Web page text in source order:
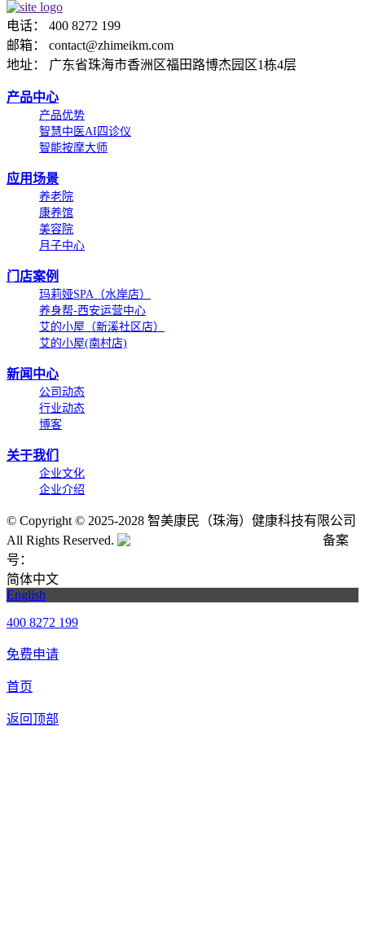
电话： 400 8272 199
邮箱： contact@zhimeikm.com
地址： 广东省珠海市香洲区福田路博杰园区1栋4层
产品中心
产品优势
智慧中医AI四诊仪
智能按摩大师
应用场景
养老院
康养馆
美容院
月子中心
门店案例
玛莉娅SPA（水岸店）
养身帮-西安运营中心
艾的小屋（新溪社区店）
艾的小屋(南村店)
新闻中心
公司动态
行业动态
博客
关于我们
企业文化
企业介绍
© Copyright © 2025-2028 智美康民（珠海）健康科技有限公司
All Rights Reserved.
备案
号：
简体中文
English
400 8272 199
免费申请
首页
返回顶部